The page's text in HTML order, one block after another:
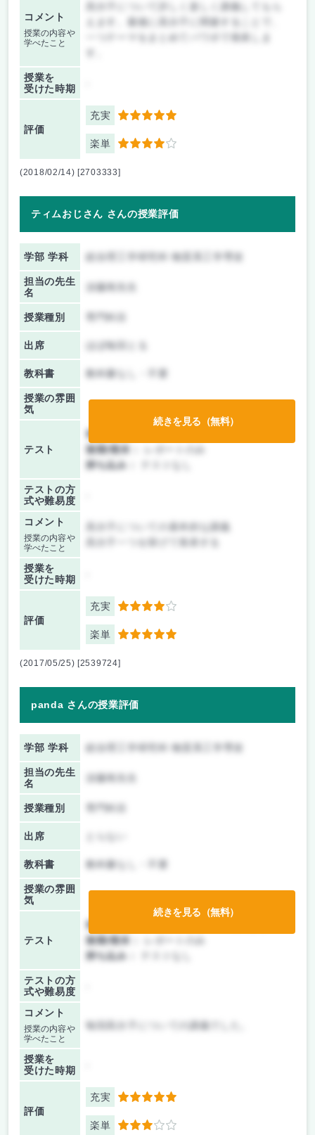
コメント
授業の内容や
学べたこと
高分子について詳しく楽しく講義してもら
えます。最後に高分子に関連することで、
授業を
受けた時期
評価
充実 5
楽単 4
(2018/02/14) [2703333]
ティムおじさん さんの授業評価
学部 学科 総合理工学研究科 物質系工学専攻
担当の先生
名
須藤篤先生
授業種別
出席 ほぼ毎回とる
教科書 教科書なし・不要
授業の雰囲
気
テスト
前期/中間：
後期/期末：
持ち込み：
テストの方
式や難易度
コメント
授業の内容や
学べたこと
高分子についての基本的な講義
授業を
受けた時期
評価
充実 4
楽単 5
続きを見る（無料）
(2017/05/25) [2539724]
panda さんの授業評価
学部 学科 総合理工学研究科 物質系工学専攻
担当の先生
名
須藤篤先生
授業種別
出席
教科書 教科書なし・不要
授業の雰囲
気
テスト
前期/中間：
後期/期末：
持ち込み：
テストの方
式や難易度
コメント
授業の内容や
学べたこと
毎回高分子についての講義でした。
授業を
受けた時期
評価
充実 5
楽単 3
続きを見る（無料）